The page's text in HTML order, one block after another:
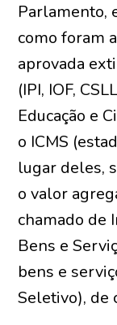
Parlamento,
como foram
aprovada
(IPI, IOF, CSLL
Educação e
o ICMS
lugar deles,
o valor
chamado de
Bens e
bens e
Seletivo), de